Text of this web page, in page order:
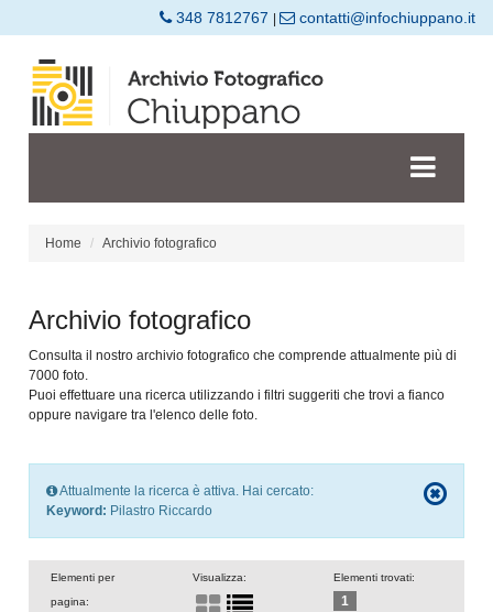
348 7812767 contatti@infochiuppano.it
Home Archivio fotografico
Archivio fotografico
Consulta il nostro archivio fotografico che comprende attualmente più di
7000 foto.
Puoi effettuare una ricerca utilizzando i filtri suggeriti che trovi a fianco
oppure navigare tra l'elenco delle foto.
Attualmente la ricerca è attiva. Hai cercato:
Keyword: Pilastro Riccardo
Elementi per
pagina:
Visualizza: Elementi trovati:
1